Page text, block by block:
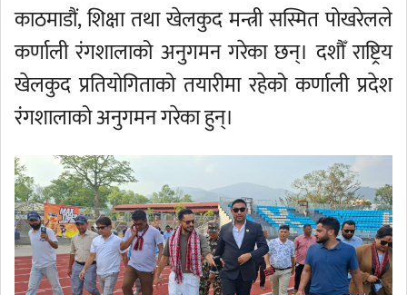
काठमाडौं, शिक्षा तथा खेलकुद मन्त्री सस्मित पोखरेलले
कर्णाली रंगशालाको अनुगमन गरेका छन्। दशौँ राष्ट्रिय
खेलकुद प्रतियोगिताको तयारीमा रहेको कर्णाली प्रदेश
रंगशालाको अनुगमन गरेका हुन्।